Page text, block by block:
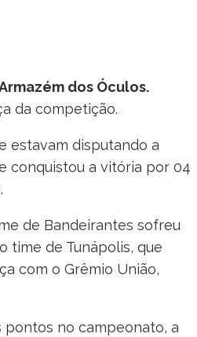
dos Óculos.
da competição.
estavam disputando a
conquistou a vitória por 04
de Bandeirantes sofreu
time de Tunápolis, que
com o Grêmio União,
no campeonato, a